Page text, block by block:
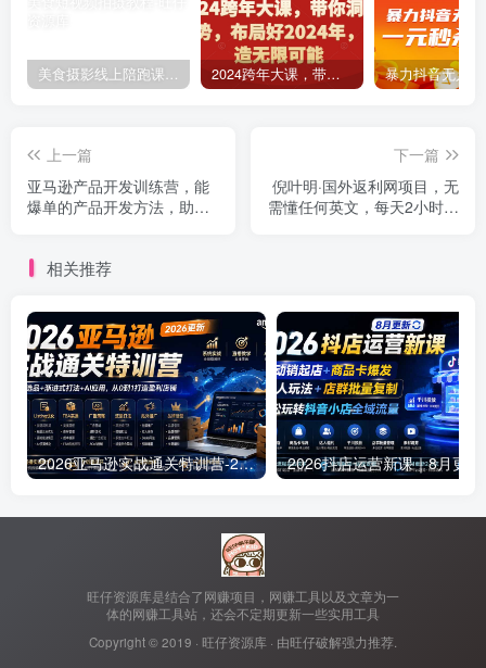
美食摄影线上陪跑课，美食短视频拍摄教程 2024跨年大课，​带你洞察趋势，布局好2024年，创造无限可能
上一篇
亚马逊产品开发训练营，能
爆单的产品开发方法，助你
下一篇
倪叶明·国外返利网项目，无
需懂任何英文，每天2小时，
相关推荐
2026亚马逊实战通关特训营-2026更新，多维选品+渐进式打法+AI应用，从0到1打造盈利店铺
旺仔资源库是结合了网赚项目，网赚工具以及文章为一
体的网赚工具站，还会不定期更新一些实用工具
Copyright © 2019 · 旺仔资源库 · 由旺仔破解强力推荐.